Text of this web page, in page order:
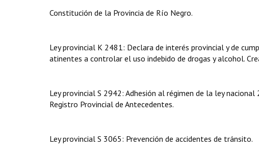
Constitución de la Provincia de Río Negro.
Ley provincial K 2481: Declara de interés provincial y de
atinentes a controlar el uso indebido de drogas y alcohol.
Ley provincial S 2942: Adhesión al régimen de la ley
Registro Provincial de Antecedentes.
Ley provincial S 3065: Prevención de accidentes de tránsito.